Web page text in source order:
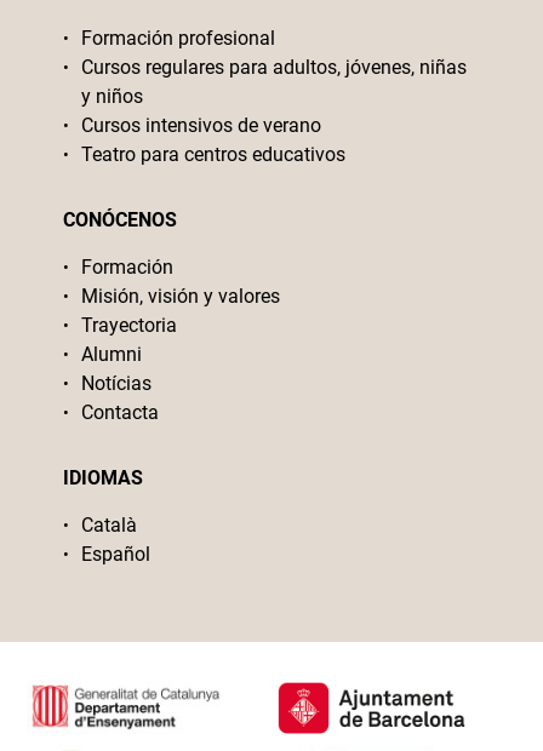
Formación profesional
Cursos regulares para adultos, jóvenes, niñas
y niños
Cursos intensivos de verano
Teatro para centros educativos
CONÓCENOS
Formación
Misión, visión y valores
Trayectoria
Alumni
Notícias
Contacta
IDIOMAS
Català
Español